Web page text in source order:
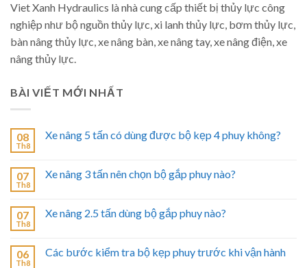
Viet Xanh Hydraulics là nhà cung cấp thiết bị thủy lực công
nghiệp như bộ nguồn thủy lực, xi lanh thủy lực, bơm thủy lực,
bàn nâng thủy lực, xe nâng bàn, xe nâng tay, xe nâng điện, xe
nâng thủy lực.
BÀI VIẾT MỚI NHẤT
08
Th8
Xe nâng 5 tấn có dùng được bộ kẹp 4 phuy không?
07
Th8
Xe nâng 3 tấn nên chọn bộ gắp phuy nào?
07
Th8
Xe nâng 2.5 tấn dùng bộ gắp phuy nào?
06
Th8
Các bước kiểm tra bộ kẹp phuy trước khi vận hành